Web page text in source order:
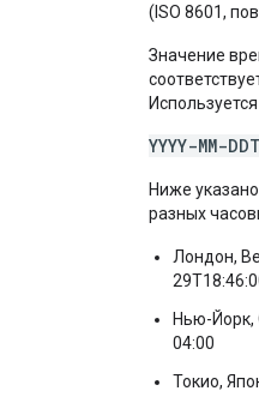
(ISO 8601,
Значение
YYYY-MM-
Ниже
разных
Лондон,
Нью-Йорк,
04:00
Токио,